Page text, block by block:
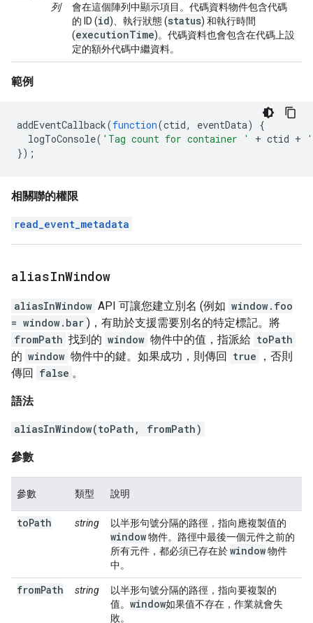
列
會在這個陣列中顯示項目。代碼資料物件包含代碼
的 ID (id)、執行狀態 (status) 和執行時間
(executionTime)。代碼資料也會包含在代碼上設
定的額外代碼中繼資料。
範例
addEventCallback(function(ctid, eventData)
{
logToConsole( 'Tag count for container ' + ctid +
});
相關聯的權限
read_event_metadata
aliasInWindow
aliasInWindow API 可讓您建立別名 (例如 window.foo
= window.bar )，有助於支援需要別名的特定標記。將
fromPath 找到的 window 物件中的值，指派給 toPath
的 window 物件中的鍵。如果成功，則傳回 true
，否則
傳回 false 。
語法
aliasInWindow(toPath, fromPath)
參數
參數 類型 說明
toPath string 以半形句號分隔的路徑，指向應複製值的
window物件。路徑中最後一個元件之前的
所有元件，都必須已存在於window物件
中。
fromPath string
以半形句號分隔的路徑，指向要複製的
值。 window如果值不存在，作業就會失
敗。